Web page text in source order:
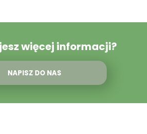
więcej informacji?
NAPISZ DO NAS